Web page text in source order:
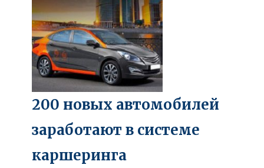
200 новых автомобилей
заработают в системе
каршеринга